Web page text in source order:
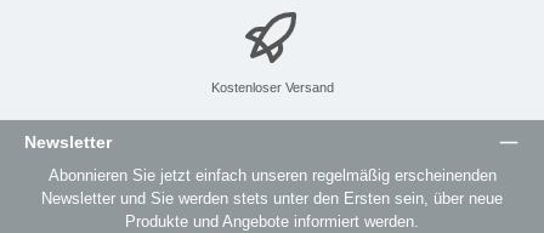
Kostenloser Versand
Newsletter
Abonnieren Sie jetzt einfach unseren regelmäßig erscheinenden
Newsletter und Sie werden stets unter den Ersten sein, über neue
Produkte und Angebote informiert werden.